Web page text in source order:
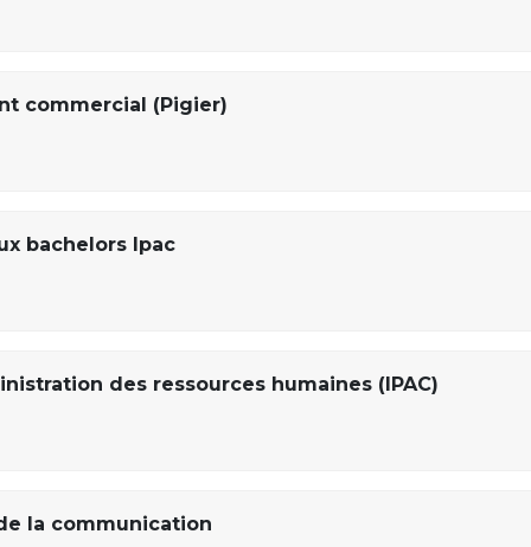
commercial (Pigier)
bachelors Ipac
des ressources humaines (IPAC)
la communication